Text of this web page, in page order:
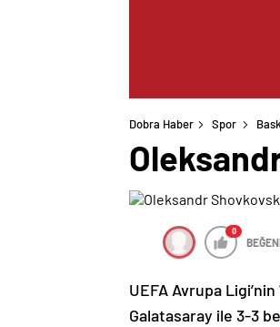
Dobra Haber Spor
0
UEFA Avrupa
Galatasaray ile 3-3